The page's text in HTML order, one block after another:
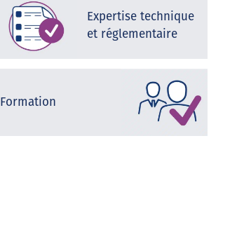
Expertise technique
et réglementaire
Formation